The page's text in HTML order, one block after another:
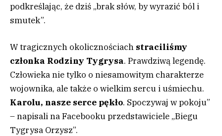
podkreślając, że dziś „brak słów, by wyrazić ból i
smutek”.
W tragicznych okolicznościach straciliśmy
członka Rodziny Tygrysa. Prawdziwą legendę.
Człowieka nie tylko o niesamowitym charakterze
wojownika, ale także o wielkim sercu i uśmiechu.
Karolu, nasze serce pękło. Spoczywaj w pokoju”
– napisali na Facebooku przedstawiciele „Biegu
Tygrysa Orzysz”.